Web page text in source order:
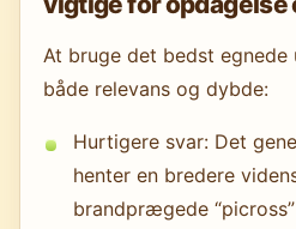
At bruge det bedst
både relevans og dybde:
Hurtigere svar: Det
henter en bredere
brandprægede